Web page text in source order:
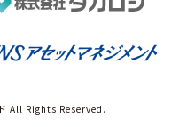
All Rights Reserved.